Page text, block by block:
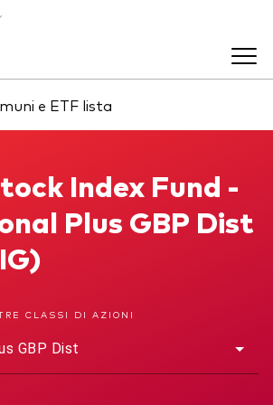
menu
Come investire
e ETF lista
Index Fund -
Plus GBP Dist
CLASSI DI AZIONI
GBP Dist